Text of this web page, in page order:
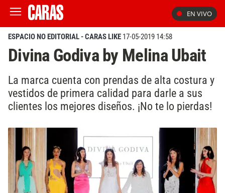
EN VIVO
ESPACIO NO EDITORIAL - CARAS LIKE 17-05-2019 14:58
Divina Godiva by Melina Ubait
La marca cuenta con prendas de alta costura y
vestidos de primera calidad para darle a sus
clientes los mejores diseños. ¡No te lo pierdas!